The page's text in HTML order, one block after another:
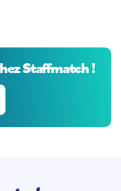
Staffmatch !